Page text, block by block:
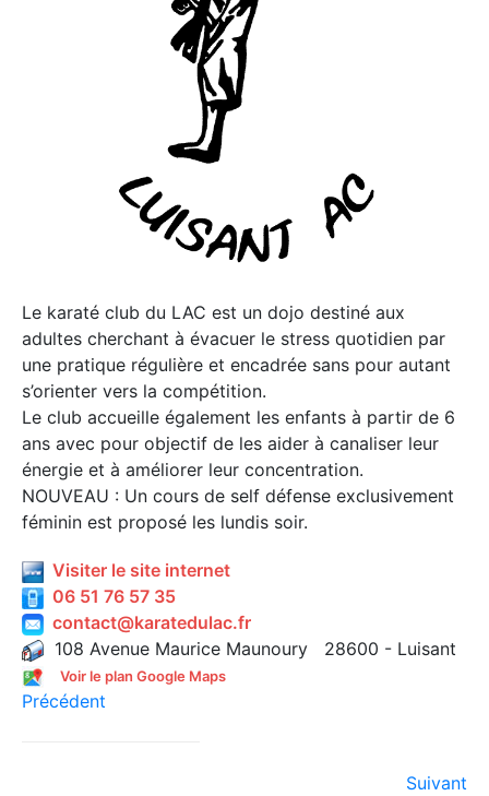
Le karaté club du LAC est un dojo destiné aux
adultes cherchant à évacuer le stress quotidien par
une pratique régulière et encadrée sans pour autant
s’orienter vers la compétition.
Le club accueille également les enfants à partir de 6
ans avec pour objectif de les aider à canaliser leur
énergie et à améliorer leur concentration.
NOUVEAU : Un cours de self défense exclusivement
féminin est proposé les lundis soir.
Visiter le site internet
06 51 76 57 35
contact@karatedulac.fr
108 Avenue Maurice Maunoury 28600 - Luisant
Voir le plan Google Maps
Précédent
Suivant